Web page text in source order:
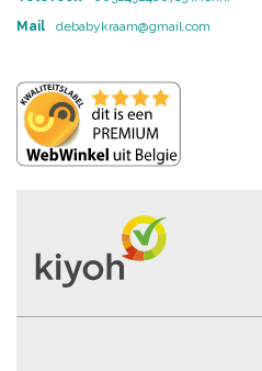
Mail
debabykraam@gmail.com